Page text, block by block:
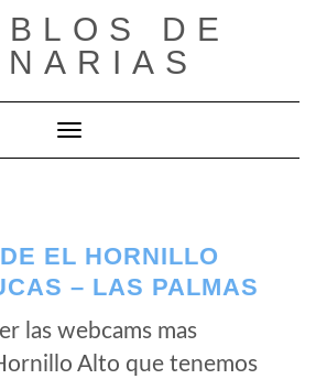
DE
Cambiar modo de navegación
EL HORNILLO
– LAS PALMAS
las webcams mas
Alto que tenemos